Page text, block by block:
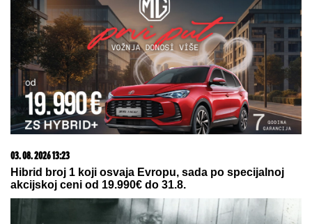
"NJU TREBA LEČITI"Marija Kulić se oglasila nakon
pomirenja Miljane i Zole: Pokazala kakve poruke
dobija i otkrila sve o njihovom odnosu
ŠOKANTAN OBRT FATALNE
PEVAČICE! Ujeku slave se udala za
sina političara i NESTALA, pobegla u
Berlin, a evo šta danas radi Vesna
ĆUTANJE, šalje poruku bivšem i
otkriva NEPOZNATE DETALJE:
"Devojka je radnica u njegovoj firmi,
pravi bureke"